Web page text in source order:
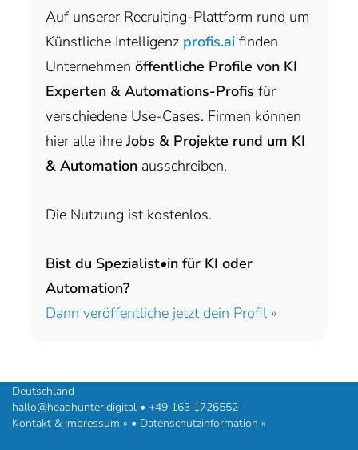
Auf unserer Recruiting-Plattform rund um
Künstliche Intelligenz profis.ai finden
Unternehmen öffentliche Profile von KI
Experten & Automations-Profis für
verschiedene Use-Cases. Firmen können
hier alle ihreJobs & Projekte rund um KI
& Automation ausschreiben.
Die Nutzung ist kostenlos.
Bist du Spezialist•in für KI oder
Automation?
Dann veröffentliche jetzt dein Profil »
Deutschland
hallo@headhunter.digital • +49 163 1726552
Kontakt & Impressum » • Datenschutzinformation »